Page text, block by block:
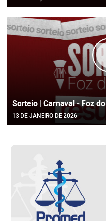
Sorteio | Carnaval - Foz
13 DE JANEIRO DE 2026